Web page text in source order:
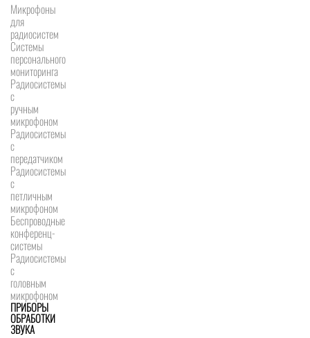
Микрофоны
для
радиосистем
Системы
персонального
мониторинга
Радиосистемы
c
ручным
микрофоном
Радиосистемы
с
передатчиком
Радиосистемы
с
петличным
микрофоном
Беспроводные
конференц-
системы
Радиосистемы
с
головным
микрофоном
ПРИБОРЫ
ОБРАБОТКИ
ЗВУКА